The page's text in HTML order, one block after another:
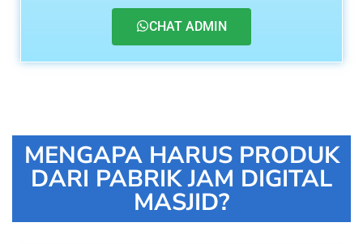
CHAT ADMIN
MENGAPA HARUS PRODUK
DARI PABRIK JAM DIGITAL
MASJID?